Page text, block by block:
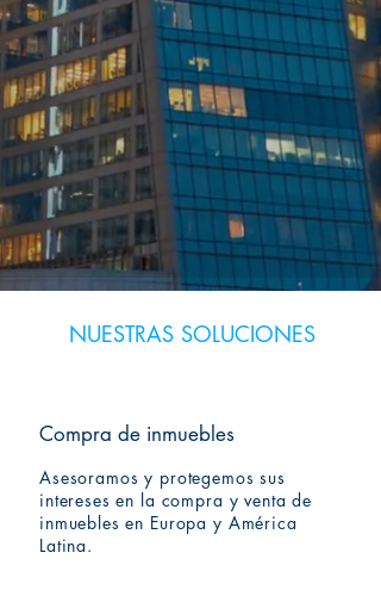
NUESTRAS SOLUCIONES
Compra de inmuebles
Asesoramos y protegemos sus
intereses en la compra y venta de
inmuebles en Europa y América
Latina.